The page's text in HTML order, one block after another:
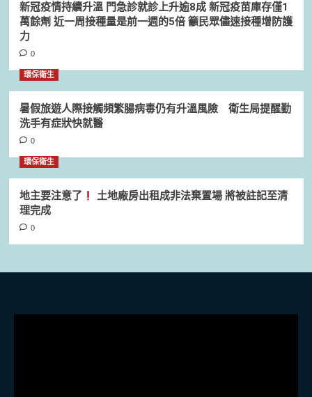
新冠疫情持續升溫 門急診就診上升逾8成 新冠疫苗庫存僅1
萬餘劑 近一周接種量是前一週的5倍 籲民眾儘速接種增防護
力
0
環保衛生
暑假旅遊人際接觸頻繁腸病毒仍有升溫風險 衛生局提醒勤
洗手有症狀快就醫
0
環保衛生
地主要注意了
土地廠房出租成非法棄置場 將被註記至清
理完成
0